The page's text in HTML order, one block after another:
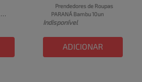
Prendedores de Roupas
PARANÁ Bambu 10un
Indisponível
ADICIONAR